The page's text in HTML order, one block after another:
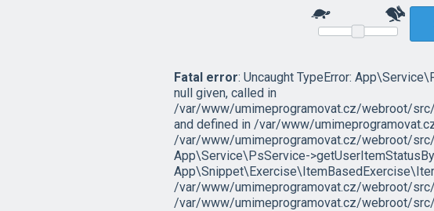
Fatal error: Uncaught TypeError:
null given, called in
/var/www/umimeprogramovat.cz/webroot/
and defined in /var/www/
/var/www/umimeprogramovat.cz/webroot/
App\Service\PsService-
/var/www/umimeprogramovat.cz/webroot/
/var/www/umimeprogramovat.cz/webroot/